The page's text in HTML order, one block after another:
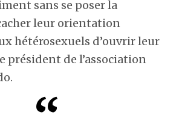
sans se poser la
leur orientation
hétérosexuels d’ouvrir leur
président de l’association